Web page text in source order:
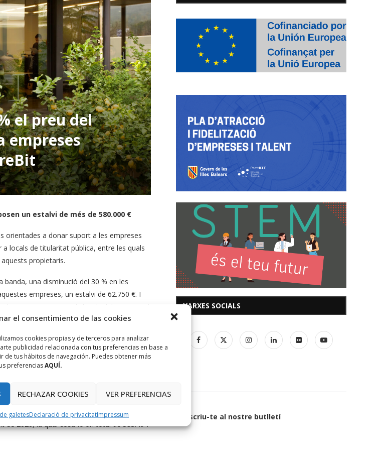
el consentimiento de las cookies
cookies propias y de terceros para analizar
publicidad relacionada con tus preferencias en base a
de tus hábitos de navegación. Puedes obtener más
preferenciasAQUÍ.
RECHAZAR COOKIES VER PREFERENCIAS
galetesDeclaració de privacitatImpressum
el preu del
empreses
un estalvi de més de 580.000 €
orientades a donar suport a les empreses
locals de titularitat pública, entre les quals
propietaris.
banda, una disminució del 30 % en les
empreses, un estalvi de 62.750 €. I
en un 50 % en els locals del ParcBit i el
es van aplicar a 79 empreses del ParcBit i
a pal·liar els efectes de la crisi de la
estratègic com és el tecnològic.
Europeus, Universitat i Cultura,
de la informació, i promou per a les Illes
el 2021, les empreses beneficiaries
de 2020, la qual cosa fa un total de 583.494
XARXES SOCIALS
Subscriu-te al nostre butlletí